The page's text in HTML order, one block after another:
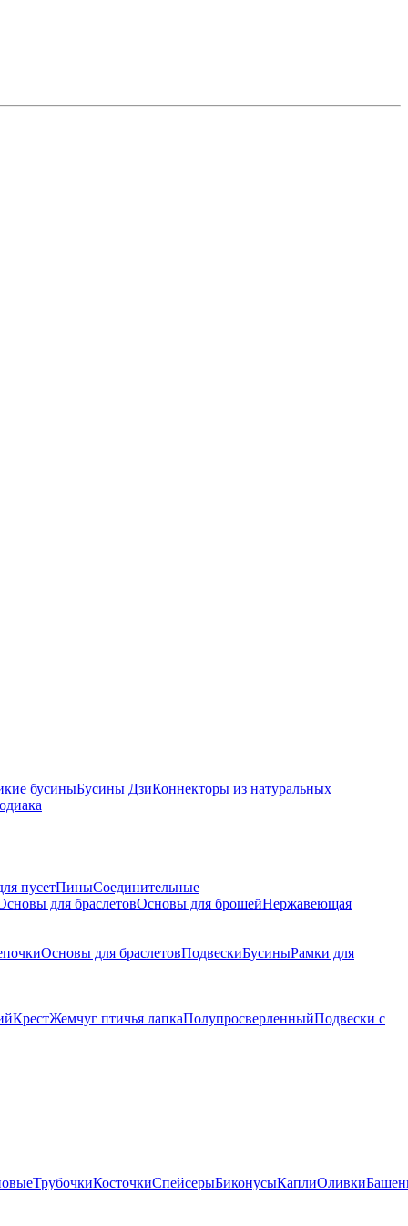
бусиныБусины ДзиКоннекторы из натуральных
пусетПиныСоединительные
для браслетовОсновы для брошейНержавеющая
Основы для браслетовПодвескиБусиныРамки для
КрестЖемчуг птичья лапкаПолупросверленныйПодвески с
ТрубочкиКосточкиСпейсерыБиконусыКаплиОливки